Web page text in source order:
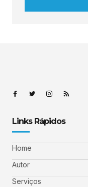
Links Rápidos
Home
Autor
Serviços